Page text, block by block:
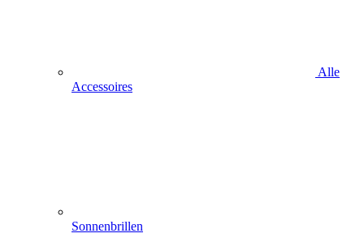
Alle
Accessoires
Sonnenbrillen